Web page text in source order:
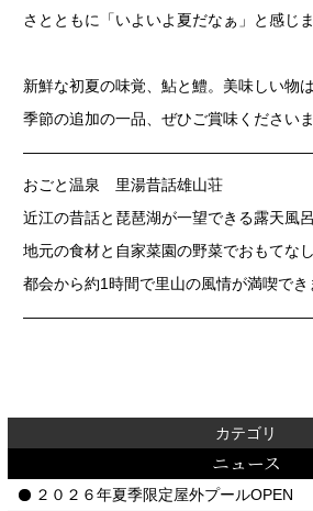
カテゴリ
ニュース
２０２６年夏季限定屋外プールOPEN
さとともに「いよいよ夏だなぁ」と感じま
新鮮な初夏の味覚、鮎と鱧。美味しい物は
季節の追加の一品、ぜひご賞味くださいま
おごと温泉 里湯昔話雄山荘
近江の昔話と琵琶湖が一望できる露天風
地元の食材と自家菜園の野菜でおもてなし
都会から約1時間で里山の風情が満喫でき